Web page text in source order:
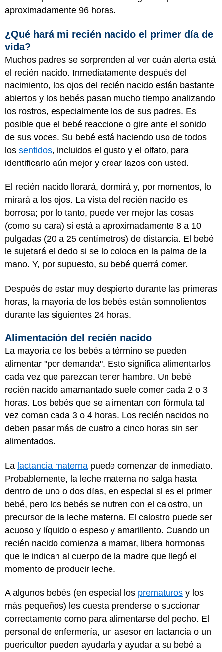
aproximadamente 96 horas.
¿Qué hará mi recién nacido el primer día de
vida?
Muchos padres se sorprenden al ver cuán alerta está
el recién nacido. Inmediatamente después del
nacimiento, los ojos del recién nacido están bastante
abiertos y los bebés pasan mucho tiempo analizando
los rostros, especialmente los de sus padres. Es
posible que el bebé reaccione o gire ante el sonido
de sus voces. Su bebé está haciendo uso de todos
los sentidos, incluidos el gusto y el olfato, para
identificarlo aún mejor y crear lazos con usted.
El recién nacido llorará, dormirá y, por momentos, lo
mirará a los ojos. La vista del recién nacido es
borrosa; por lo tanto, puede ver mejor las cosas
(como su cara) si está a aproximadamente 8 a 10
pulgadas (20 a 25 centímetros) de distancia. El bebé
le sujetará el dedo si se lo coloca en la palma de la
mano. Y, por supuesto, su bebé querrá comer.
Después de estar muy despierto durante las primeras
horas, la mayoría de los bebés están somnolientos
durante las siguientes 24 horas.
Alimentación del recién nacido
La mayoría de los bebés a término se pueden
alimentar "por demanda". Esto significa alimentarlos
cada vez que parezcan tener hambre. Un bebé
recién nacido amamantado suele comer cada 2 o 3
horas. Los bebés que se alimentan con fórmula tal
vez coman cada 3 o 4 horas. Los recién nacidos no
deben pasar más de cuatro a cinco horas sin ser
alimentados.
La lactancia materna puede comenzar de inmediato.
Probablemente, la leche materna no salga hasta
dentro de uno o dos días, en especial si es el primer
bebé, pero los bebés se nutren con el calostro, un
precursor de la leche materna. El calostro puede ser
acuoso y líquido o espeso y amarillento. Cuando un
recién nacido comienza a mamar, libera hormonas
que le indican al cuerpo de la madre que llegó el
momento de producir leche.
A algunos bebés (en especial los prematuros y los
más pequeños) les cuesta prenderse o succionar
correctamente como para alimentarse del pecho. El
personal de enfermería, un asesor en lactancia o un
puericultor pueden ayudarla y ayudar a su bebé a